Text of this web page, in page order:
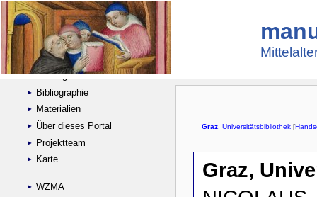
Suche
Handschriftensammlungen
Digitalisierte Handschriften
Kataloge
Bibliographie
Materialien
Über dieses Portal
Projektteam
Karte
WZMA